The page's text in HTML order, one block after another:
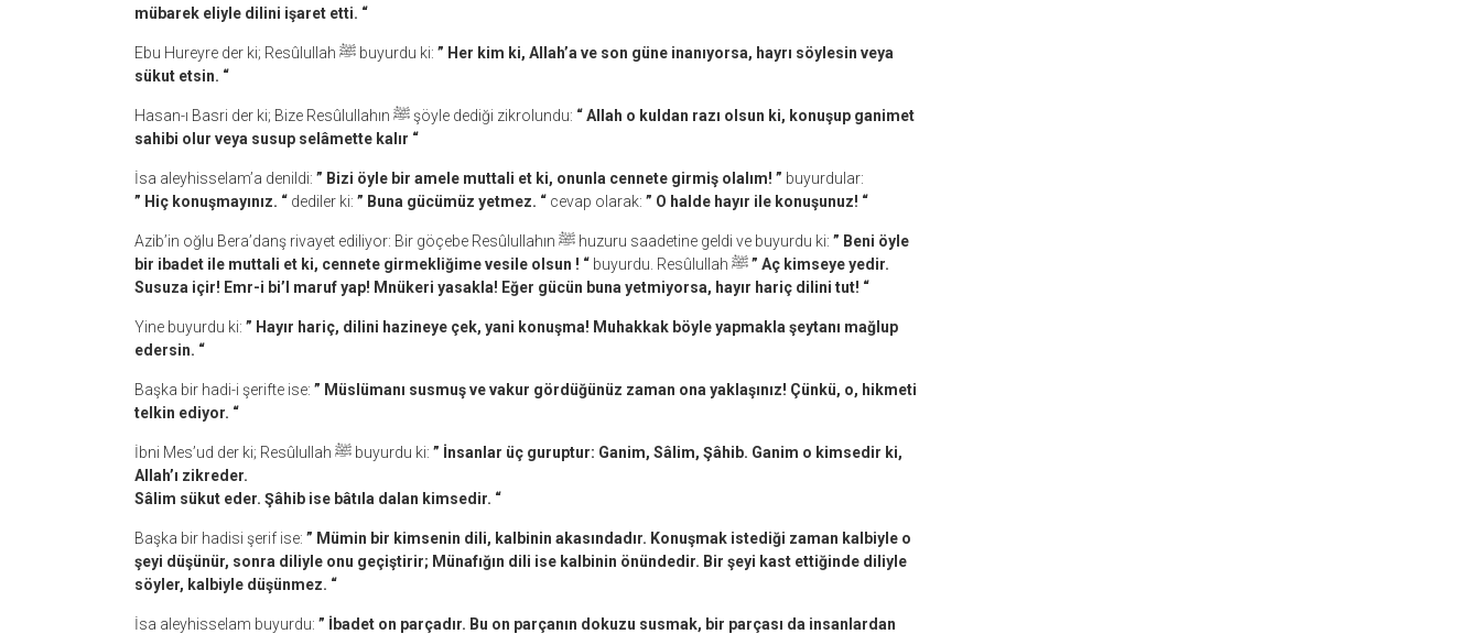
mübarek eliyle dilini işaret etti. “
Ebu Hureyre der ki; Resûlullah ﷺ buyurdu ki: ” Her kim ki, Allah’a ve son güne inanıyorsa, hayrı söylesin veya
sükut etsin. “
Hasan-ı Basri der ki; Bize Resûlullahın ﷺ şöyle dediği zikrolundu: “Allah o kuldan razı olsun ki, konuşup ganimet
sahibi olur veya susup selâmette kalır “
İsa aleyhisselam’a denildi: ” Bizi öyle bir amele muttali et ki, onunla cennete girmiş olalım! ” buyurdular:
” Hiç konuşmayınız. “ dediler ki: ” Buna gücümüz yetmez. “ cevap olarak: ” O halde hayır ile konuşunuz! “
Azib’in oğlu Bera’danş rivayet ediliyor: Bir göçebe Resûlullahın ﷺ huzuru saadetine geldi ve buyurdu ki: ” Beni öyle
bir ibadet ile muttali et ki, cennete girmekliğime vesile olsun ! “
” Aç kimseye yedir.
Susuza içir! Emr-i bi’l maruf yap! Mnükeri yasakla! Eğer gücün buna yetmiyorsa, hayır hariç dilini tut! “
Yine buyurdu ki: ” Hayır hariç, dilini hazineye çek, yani konuşma! Muhakkak böyle yapmakla şeytanı mağlup
edersin. “
Başka bir hadi-i şerifte ise: ” Müslümanı susmuş ve vakur gördüğünüz zaman ona yaklaşınız! Çünkü, o, hikmeti
telkin ediyor. “
İbni Mes’ud der ki; Resûlullah ﷺ buyurdu ki: ” İnsanlar üç guruptur: Ganim, Sâlim, Şâhib. Ganim o kimsedir ki,
Allah’ı zikreder.
Sâlim sükut eder. Şâhib ise bâtıla dalan kimsedir. “
Başka bir hadisi şerif ise: ” Mümin bir kimsenin dili, kalbinin akasındadır. Konuşmak istediği zaman kalbiyle o
şeyi düşünür, sonra diliyle onu geçiştirir; Münafığın dili ise kalbinin önündedir. Bir şeyi kast ettiğinde diliyle
söyler, kalbiyle düşünmez. “
İsa aleyhisselam buyurdu: ” İbadet on parçadır. Bu on parçanın dokuzu susmak, bir parçası da insanlardan